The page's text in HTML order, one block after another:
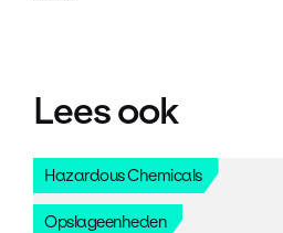
Lees ook
Hazardous Chemicals
Opslageenheden